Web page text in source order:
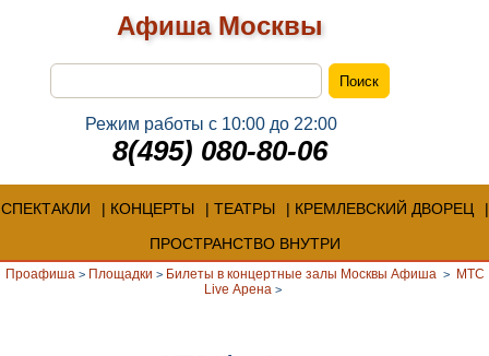
Афиша Москвы
Режим работы с 10:00 до 22:00
8(495) 080-80-06
СПЕКТАКЛИ КОНЦЕРТЫ ТЕАТРЫ
КРЕМЛЕВСКИЙ ДВОРЕЦ
ПРОСТРАНСТВО ВНУТРИ
Проафиша > Площадки > Билеты в концертные залы Москвы Афиша >
МТС
Live Арена >